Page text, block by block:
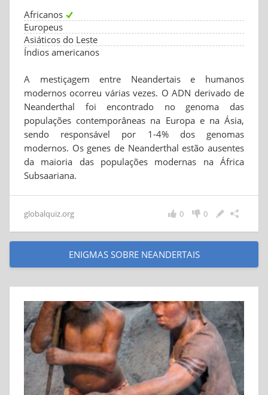
Africanos
Europeus
Asiáticos do Leste
Índios americanos
A mestiçagem entre Neandertais e humanos
modernos ocorreu várias vezes. O ADN derivado de
Neanderthal foi encontrado no genoma das
populações contemporâneas na Europa e na Ásia,
sendo responsável por 1-4% dos genomas
modernos. Os genes de Neanderthal estão ausentes
da maioria das populações modernas na África
Subsaariana.
globalquiz.org 0
0
ENIGMAS SOBRE NEANDERTAIS